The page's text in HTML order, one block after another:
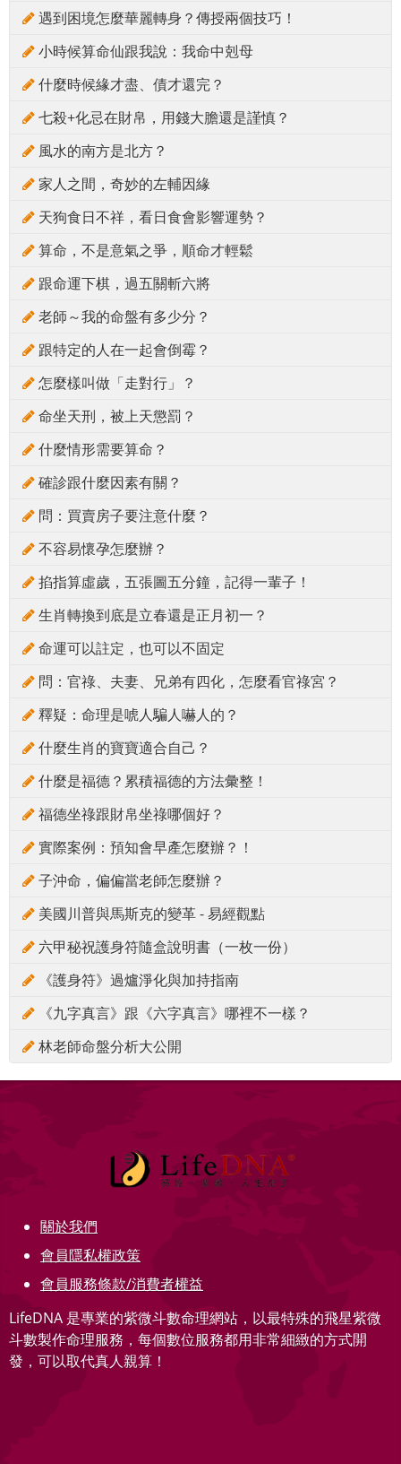
遇到困境怎麼華麗轉身？傳授兩個技巧！
小時候算命仙跟我說：我命中剋母
什麼時候緣才盡、債才還完？
七殺+化忌在財帛，用錢大膽還是謹慎？
風水的南方是北方？
家人之間，奇妙的左輔因緣
天狗食日不祥，看日食會影響運勢？
算命，不是意氣之爭，順命才輕鬆
跟命運下棋，過五關斬六將
老師～我的命盤有多少分？
跟特定的人在一起會倒霉？
怎麼樣叫做「走對行」？
命坐天刑，被上天懲罰？
什麼情形需要算命？
確診跟什麼因素有關？
問：買賣房子要注意什麼？
不容易懷孕怎麼辦？
掐指算虛歲，五張圖五分鐘，記得一輩子！
生肖轉換到底是立春還是正月初一？
命運可以註定，也可以不固定
問：官祿、夫妻、兄弟有四化，怎麼看官祿宮？
釋疑：命理是唬人騙人嚇人的？
什麼生肖的寶寶適合自己？
什麼是福德？累積福德的方法彙整！
福德坐祿跟財帛坐祿哪個好？
實際案例：預知會早產怎麼辦？！
子沖命，偏偏當老師怎麼辦？
美國川普與馬斯克的變革 - 易經觀點
六甲秘祝護身符隨盒說明書（一枚一份）
《護身符》過爐淨化與加持指南
《九字真言》跟《六字真言》哪裡不一樣？
林老師命盤分析大公開
關於我們
會員隱私權政策
會員服務條款/消費者權益
LifeDNA 是專業的紫微斗數命理網站，以最特殊的飛星紫微
斗數製作命理服務，每個數位服務都用非常細緻的方式開
發，可以取代真人親算！